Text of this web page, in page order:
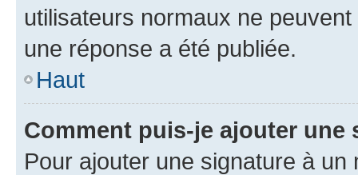
utilisateurs normaux ne
une réponse a été publiée.
Haut
Comment puis-je ajouter une
Pour ajouter une signature à un